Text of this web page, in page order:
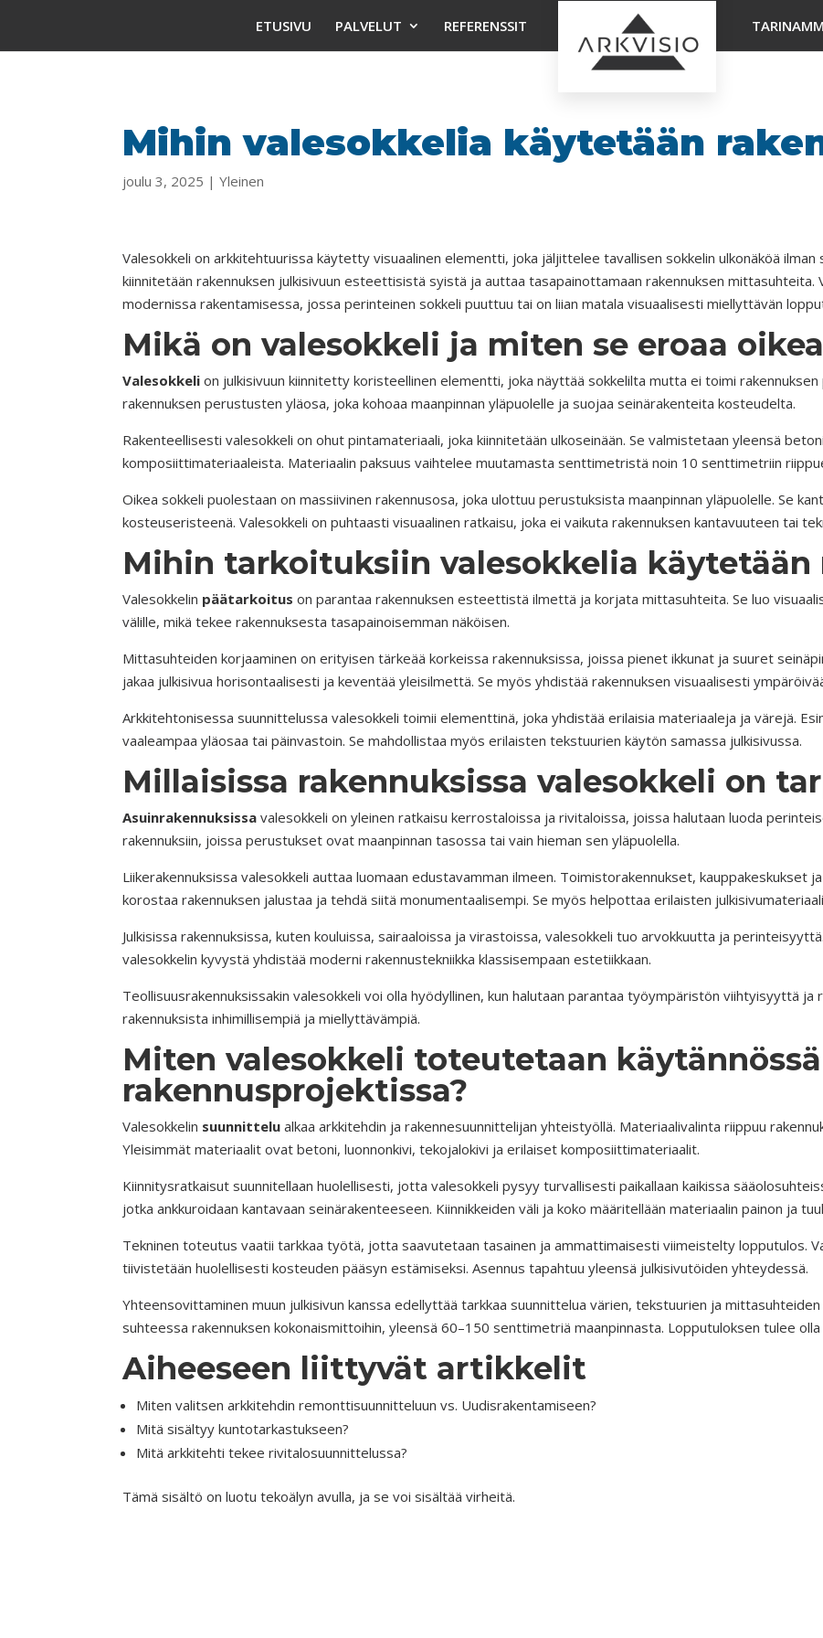
ETUSIVU PALVELUT REFERENSSIT
Mihin valesokkelia käytetään
joulu 3, 2025 |Yleinen
Valesokkeli on arkkitehtuurissa käytetty visuaalinen elementti, joka jäljittelee tavallisen sokkelin ulkonäköä ilman
kiinnitetään rakennuksen julkisivuun esteettisistä syistä ja auttaa tasapainottamaan rakennuksen mittasuhteita.
modernissa rakentamisessa, jossa perinteinen sokkeli puuttuu tai on liian matala visuaalisesti miellyttävän
Mikä on valesokkeli ja miten se eroaa
Valesokkeli on julkisivuun kiinnitetty koristeellinen elementti, joka näyttää sokkelilta mutta ei toimi rakennuksen
rakennuksen perustusten yläosa, joka kohoaa maanpinnan yläpuolelle ja suojaa seinärakenteita kosteudelta.
Rakenteellisesti valesokkeli on ohut pintamateriaali, joka kiinnitetään ulkoseinään. Se valmistetaan yleensä
komposiittimateriaaleista. Materiaalin paksuus vaihtelee muutamasta senttimetristä noin 10 senttimetriin
Oikea sokkeli puolestaan on massiivinen rakennusosa, joka ulottuu perustuksista maanpinnan yläpuolelle. Se
kosteuseristeenä. Valesokkeli on puhtaasti visuaalinen ratkaisu, joka ei vaikuta rakennuksen kantavuuteen tai
Mihin tarkoituksiin valesokkelia käytetään
Valesokkelin päätarkoitus on parantaa rakennuksen esteettistä ilmettä ja korjata mittasuhteita. Se luo
välille, mikä tekee rakennuksesta tasapainoisemman näköisen.
Mittasuhteiden korjaaminen on erityisen tärkeää korkeissa rakennuksissa, joissa pienet ikkunat ja suuret
jakaa julkisivua horisontaalisesti ja keventää yleisilmettä. Se myös yhdistää rakennuksen visuaalisesti
Arkkitehtonisessa suunnittelussa valesokkeli toimii elementtinä, joka yhdistää erilaisia materiaaleja ja värejä.
vaaleampaa yläosaa tai päinvastoin. Se mahdollistaa myös erilaisten tekstuurien käytön samassa julkisivussa.
Millaisissa rakennuksissa valesokkeli on
Asuinrakennuksissa valesokkeli on yleinen ratkaisu kerrostaloissa ja rivitaloissa, joissa halutaan luoda
rakennuksiin, joissa perustukset ovat maanpinnan tasossa tai vain hieman sen yläpuolella.
Liikerakennuksissa valesokkeli auttaa luomaan edustavamman ilmeen. Toimistorakennukset, kauppakeskukset
korostaa rakennuksen jalustaa ja tehdä siitä monumentaalisempi. Se myös helpottaa erilaisten
Julkisissa rakennuksissa, kuten kouluissa, sairaaloissa ja virastoissa, valesokkeli tuo arvokkuutta ja
valesokkelin kyvystä yhdistää moderni rakennustekniikka klassisempaan estetiikkaan.
Teollisuusrakennuksissakin valesokkeli voi olla hyödyllinen, kun halutaan parantaa työympäristön viihtyisyyttä ja
rakennuksista inhimillisempiä ja miellyttävämpiä.
Miten valesokkeli toteutetaan käytännössä
rakennusprojektissa?
Valesokkelin suunnittelu alkaa arkkitehdin ja rakennesuunnittelijan yhteistyöllä. Materiaalivalinta riippuu
Yleisimmät materiaalit ovat betoni, luonnonkivi, tekojalokivi ja erilaiset komposiittimateriaalit.
Kiinnitysratkaisut suunnitellaan huolellisesti, jotta valesokkeli pysyy turvallisesti paikallaan kaikissa
jotka ankkuroidaan kantavaan seinärakenteeseen. Kiinnikkeiden väli ja koko määritellään materiaalin painon ja
Tekninen toteutus vaatii tarkkaa työtä, jotta saavutetaan tasainen ja ammattimaisesti viimeistelty lopputulos.
tiivistetään huolellisesti kosteuden pääsyn estämiseksi. Asennus tapahtuu yleensä julkisivutöiden yhteydessä.
Yhteensovittaminen muun julkisivun kanssa edellyttää tarkkaa suunnittelua värien, tekstuurien ja
suhteessa rakennuksen kokonaismittoihin, yleensä 60–150 senttimetriä maanpinnasta. Lopputuloksen tulee olla
Aiheeseen liittyvät artikkelit
Miten valitsen arkkitehdin remonttisuunnitteluun vs. Uudisrakentamiseen?
Mitä sisältyy kuntotarkastukseen?
Mitä arkkitehti tekee rivitalosuunnittelussa?
Tämä sisältö on luotu tekoälyn avulla, ja se voi sisältää virheitä.